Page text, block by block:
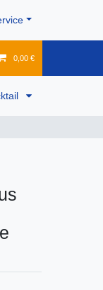
0,00 €